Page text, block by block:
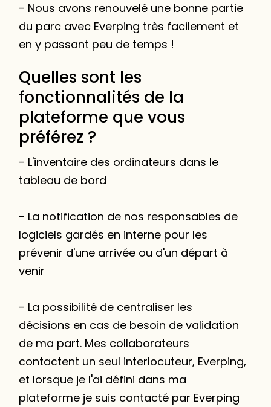
- Nous avons renouvelé une bonne partie
du parc avec Everping très facilement et
en y passant peu de temps !
Quelles sont les
fonctionnalités de la
plateforme que vous
préférez ?
- L'inventaire des ordinateurs dans le
tableau de bord
- La notification de nos responsables de
logiciels gardés en interne pour les
prévenir d'une arrivée ou d'un départ à
venir
- La possibilité de centraliser les
décisions en cas de besoin de validation
de ma part. Mes collaborateurs
contactent un seul interlocuteur, Everping,
et lorsque je l'ai défini dans ma
plateforme je suis contacté par Everping